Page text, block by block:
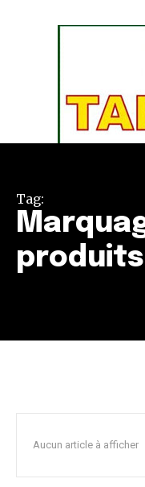
Tag:
produits
Aucun article à afficher